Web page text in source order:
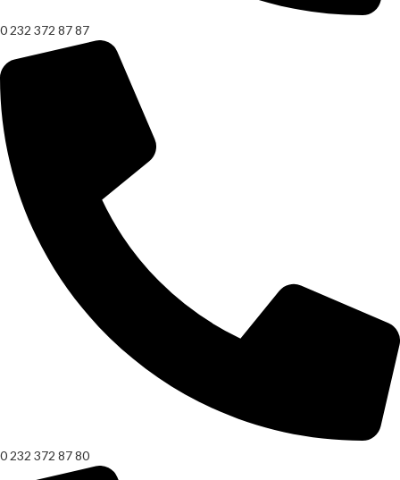
0 232 372 87 87
0 232 372 87 80